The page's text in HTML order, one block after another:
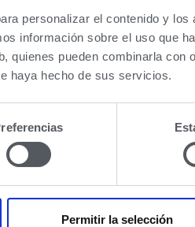
personalizar el contenido y
información sobre el uso que
quienes pueden combinarla con
haya hecho de sus servicios.
Permitir la selección
una ducha
Caudal
Medidas